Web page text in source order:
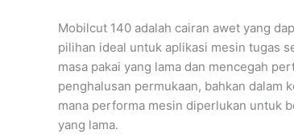
Mobilcut 140 adalah cairan awet yang
pilihan ideal untuk aplikasi mesin tugas
masa pakai yang lama dan mencegah
penghalusan permukaan, bahkan dalam
mana performa mesin diperlukan untuk
yang lama.